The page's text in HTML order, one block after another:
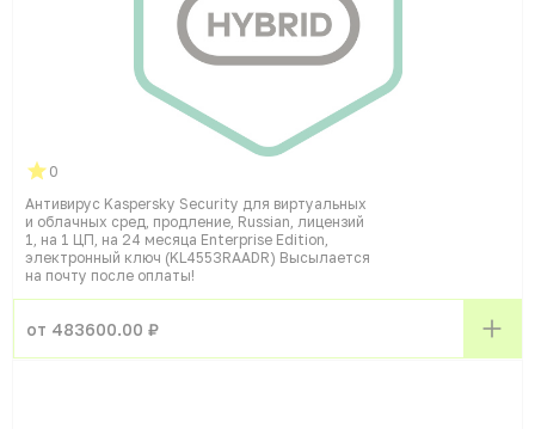
0
Антивирус Kaspersky Security для виртуальных
и облачных сред, продление, Russian, лицензий
1, на 1 ЦП, на 24 месяца Enterprise Edition,
электронный ключ (KL4553RAADR) Высылается
на почту после оплаты!
от 483600.00 ₽